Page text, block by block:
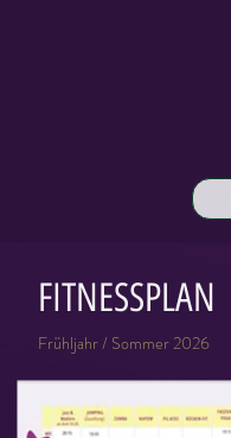
FITNESSPLAN
Frühljahr / Sommer 2026